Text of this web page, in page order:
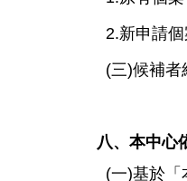
2.新申請個
(三)候補者
八、本中心
(一)基於「